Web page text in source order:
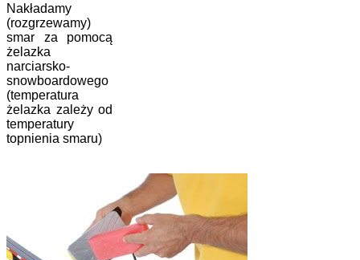
Nakładamy
(rozgrzewamy)
smar za pomocą
żelazka
narciarsko-
snowboardowego
(temperatura
żelazka zależy od
temperatury
topnienia smaru)